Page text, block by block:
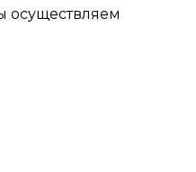
осуществляем